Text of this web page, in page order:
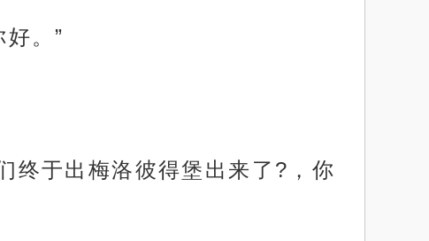
。”
终于出梅洛彼得堡出来了?，你